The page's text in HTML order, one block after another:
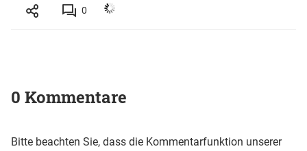
0
0 Kommentare
Bitte beachten Sie, dass die Kommentarfunktion unserer